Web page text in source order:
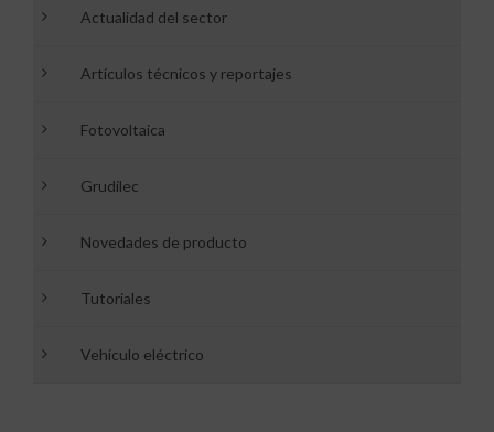
Actualidad del sector
Artículos técnicos y reportajes
Fotovoltaica
Grudilec
Novedades de producto
Tutoriales
Vehículo eléctrico